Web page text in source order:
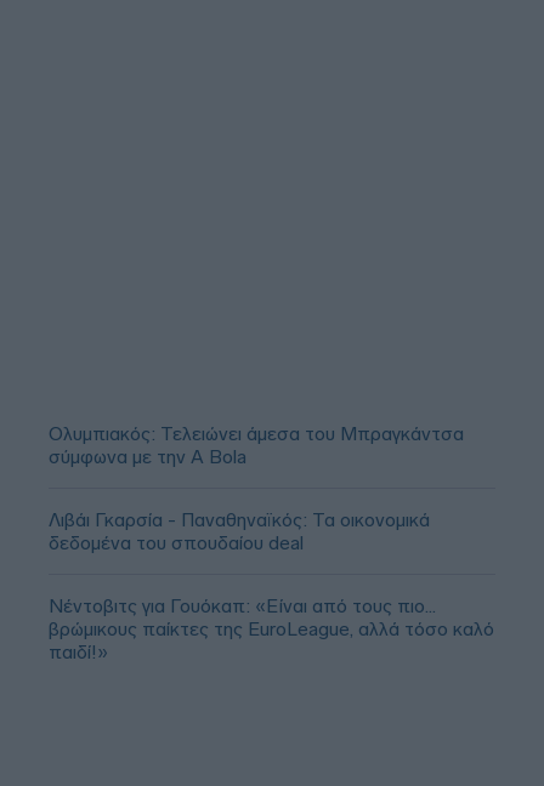
Ολυμπιακός: Τελειώνει άμεσα του Μπραγκάντσα
σύμφωνα με την A Bola
Λιβάι Γκαρσία - Παναθηναϊκός: Τα οικονομικά
δεδομένα του σπουδαίου deal
Νέντοβιτς για Γουόκαπ: «Είναι από τους πιο...
βρώμικους παίκτες της EuroLeague, αλλά τόσο καλό
παιδί!»